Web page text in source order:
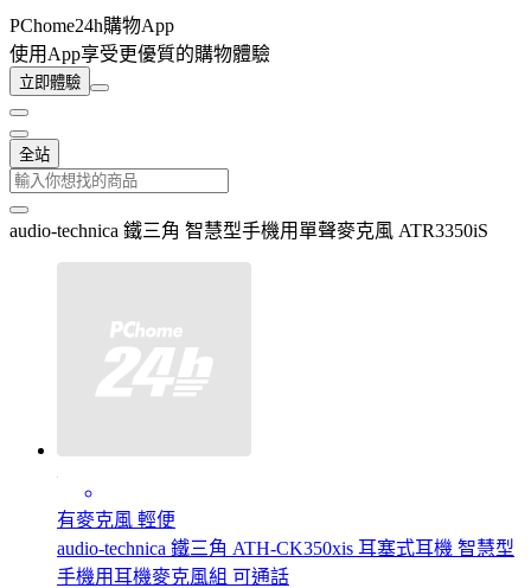
PChome24h購物App
使用App享受更優質的購物體驗
立即體驗
全站
audio-technica 鐵三角 智慧型手機用單聲麥克風 ATR3350iS
有麥克風 輕便
audio-technica 鐵三角 ATH-CK350xis 耳塞式耳機 智慧型
手機用耳機麥克風組 可通話